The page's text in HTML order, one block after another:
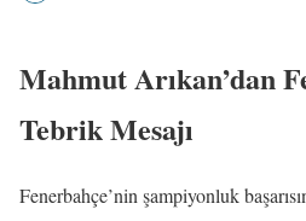
Mahmut Arıkan’dan
Tebrik Mesajı
Fenerbahçe’nin şampiyonluk